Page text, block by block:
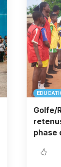
Golfe/
phase